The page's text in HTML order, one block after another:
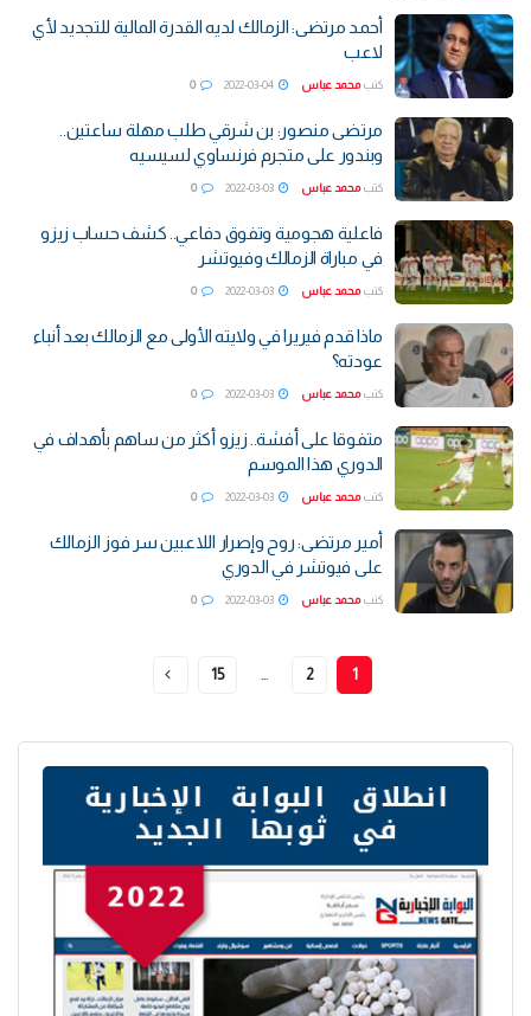
أحمد مرتضى: الزمالك لديه القدرة المالية للتجديد لأي
لاعب
كتب محمد عباس 0
مرتضى منصور: بن شرقي طلب مهلة ساعتين..
وبندور على متجرم فرنساوي لسيسيه
كتب محمد عباس 0
فاعلية هجومية وتفوق دفاعي.. كشف حساب زيزو
في مباراة الزمالك وفيوتشر
كتب محمد عباس 0
ماذا قدم فيريرا في ولايته الأولى مع الزمالك بعد أنباء
عودته؟
كتب محمد عباس 0
متفوقا على أفشة.. زيزو أكثر من ساهم بأهداف في
الدوري هذا الموسم
كتب محمد عباس 0
أمير مرتضى: روح وإصرار اللاعبين سر فوز الزمالك
على فيوتشر في الدوري
كتب محمد عباس 0
1
2
15